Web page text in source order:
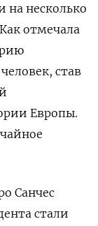
на несколько
отмечала
став
Европы.
Санчес
стали